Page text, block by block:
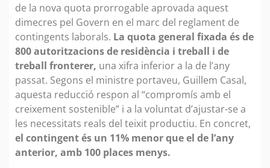
de la nova quota prorrogable aprovada aquest
dimecres pel Govern en el marc del reglament de
contingents laborals. La quota general fixada és de
800 autoritzacions de residència i treball i de
treball fronterer, una xifra inferior a la de l’any
passat. Segons el ministre portaveu, Guillem Casal,
aquesta reducció respon al “compromís amb el
creixement sostenible” i a la voluntat d’ajustar-se a
les necessitats reals del teixit productiu. En concret,
el contingent és un 11% menor que el de l’any
anterior, amb 100 places menys.